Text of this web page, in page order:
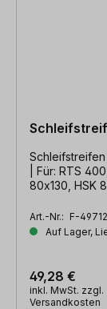
Schleifstreifen
| Für: RTS
80x130, HSK
Art.-Nr.: F-
Auf Lager,
49,28 €
inkl. MwSt. zzgl.
Versandkosten